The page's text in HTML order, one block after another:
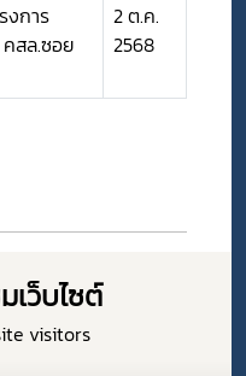
งการ
คสล.ซอย
2 ต.ค.
2568
เว็บไซต์
visitors